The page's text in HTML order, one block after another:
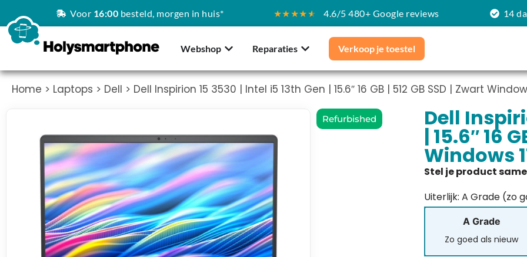
Voor 16:00 besteld, morgen in huis* ★★★★★ 4.6/5 480+ Google reviews 14
Webshop Reparaties Verkoop je toestel
Home > Laptops > Dell > Dell Inspirion 15 3530 | Intel i5 13th Gen | 15.6″ 16 GB | 512 GB SSD | Zwart
Refurbished Dell
| 15.6″ 16
Windows
Uiterlijk: A Grade (zo
A Grade
Zo goed als nieuw